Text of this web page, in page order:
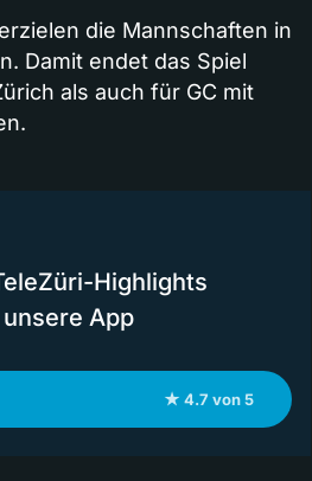
die Mannschaften in
Damit endet das Spiel
als auch für GC mit
Highlights
App
★ 4.7 von 5